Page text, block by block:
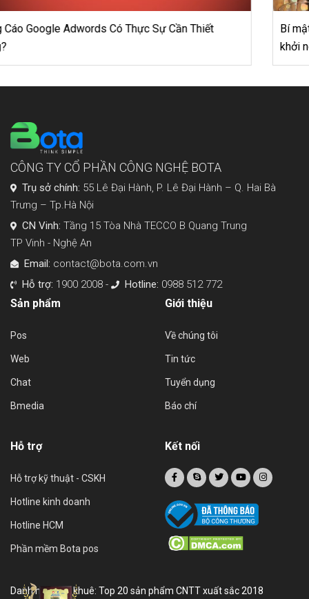
Bí mật kinh doanh rượu vang online dành cho người trẻ
CÔNG TY CỔ PHẦN CÔNG NGHỆ BOTA
Trụ sở chính: 55 Lê Đại Hành, P. Lê Đại Hành – Q. Hai Bà
Trưng – Tp.Hà Nội
CN Vinh: Tầng 15 Tòa Nhà TECCO B Quang Trung
TP Vinh - Nghệ An
Email: contact@bota.com.vn
Hỗ trợ: 1900 2008 - Hotline: 0988 512 772
Sản phẩm
Pos
Web
Chat
Bmedia
Giới thiệu
Về chúng tôi
Tin tức
Tuyển dụng
Báo chí
Hỗ trợ
Hỗ trợ kỹ thuật - CSKH
Hotline kinh doanh
Hotline HCM
Phần mềm Bota pos
Kết nối
Danh hiệu sao khuê: Top 20 sản phẩm CNTT xuất sắc 2018